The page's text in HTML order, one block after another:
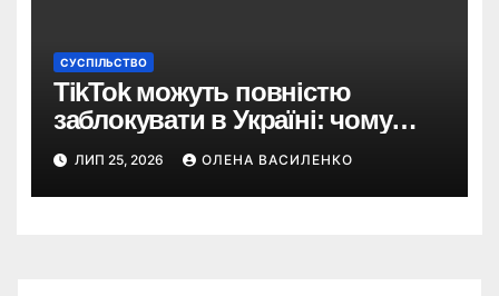
СУСПІЛЬСТВО
TikTok можуть повністю
заблокувати в Україні: чому
з’явилася така пропозиція
ЛИП 25, 2026 ОЛЕНА ВАСИЛЕНКО